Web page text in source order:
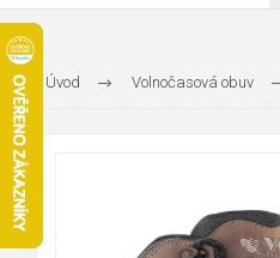
Úvod Volnočasová obuv